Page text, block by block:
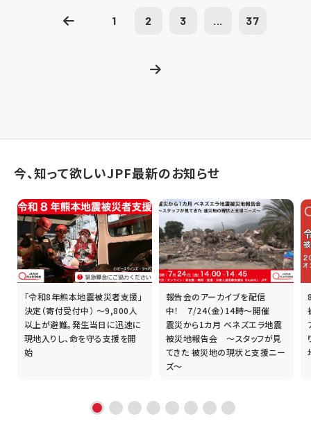
1 2 3 ... 37
今、知って欲しいJPF最新のお知らせ
「令和8年熊本地震被災者支援」
決定（寄付受付中） ～9,800人
以上が避難。発生当日に迅速に
現地入りし、命を守る支援を開
始
報告会のアーカイブを配信
中！ 7/24（金）14時～開催
震災から1カ月 ベネズエラ地震
被災地報告会 ～スタッフが見
てきた 被災地の現状と支援ニー
ズ～